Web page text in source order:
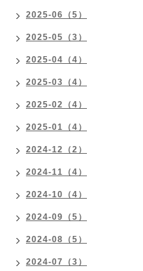
2025-06（5）
2025-05（3）
2025-04（4）
2025-03（4）
2025-02（4）
2025-01（4）
2024-12（2）
2024-11（4）
2024-10（4）
2024-09（5）
2024-08（5）
2024-07（3）